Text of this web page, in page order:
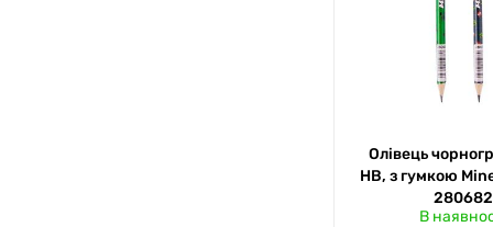
Олівець
НВ, з гумкою
280682
В